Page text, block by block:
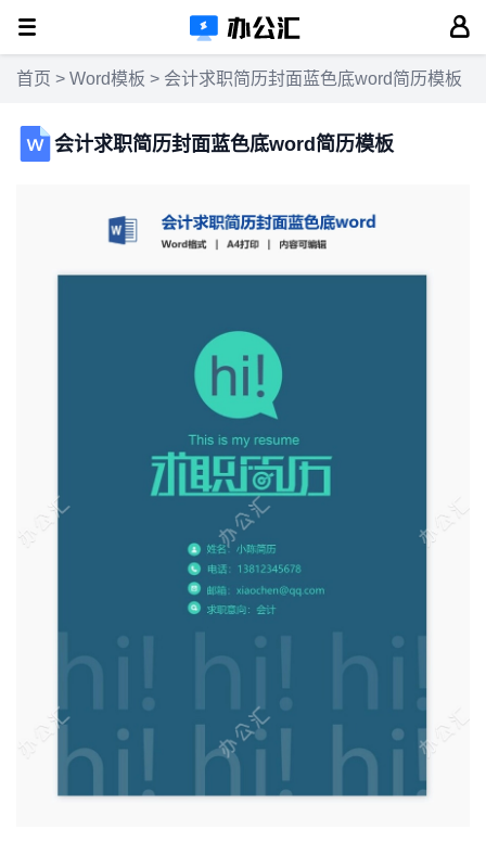
首页 > Word模板 > 会计求职简历封面蓝色底word简历模板
会计求职简历封面蓝色底word简历模板